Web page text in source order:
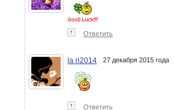
↑ Ответить
la ri2014 27 декабря 2015 года
↑ Ответить